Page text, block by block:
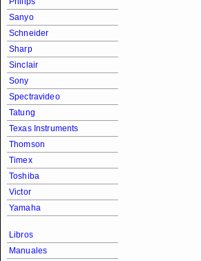
Sanyo
Schneider
Sharp
Sinclair
Sony
Spectravideo
Tatung
Texas Instruments
Thomson
Timex
Toshiba
Victor
Yamaha
Libros
Manuales